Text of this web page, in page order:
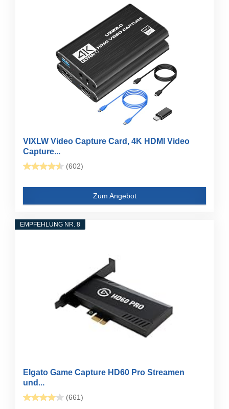
VIXLW Video Capture Card, 4K HDMI Video
Capture...
(602)
Zum Angebot
EMPFEHLUNG NR. 8
Elgato Game Capture HD60 Pro Streamen
und...
(661)